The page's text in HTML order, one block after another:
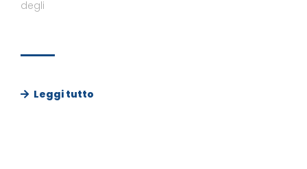
degli
Leggi tutto